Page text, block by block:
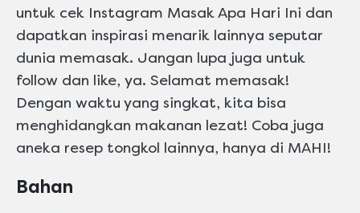
untuk cek Instagram Masak Apa Hari Ini dan
dapatkan inspirasi menarik lainnya seputar
dunia memasak. Jangan lupa juga untuk
follow dan like, ya. Selamat memasak!
Dengan waktu yang singkat, kita bisa
menghidangkan makanan lezat! Coba juga
aneka resep tongkol lainnya, hanya di MAHI!
Bahan